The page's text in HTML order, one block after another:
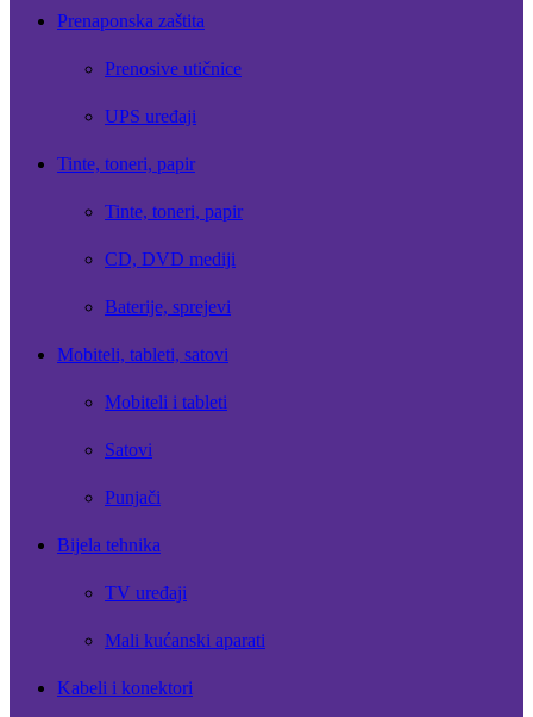
Prenaponska zaštita
Prenosive utičnice
UPS uređaji
Tinte, toneri, papir
Tinte, toneri, papir
CD, DVD mediji
Baterije, sprejevi
Mobiteli, tableti, satovi
Mobiteli i tableti
Satovi
Punjači
Bijela tehnika
TV uređaji
Mali kućanski aparati
Kabeli i konektori